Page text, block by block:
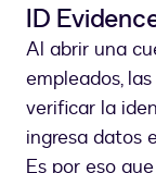
ID
Al abrir una
empleados,
verificar la
ingresa datos
Es por eso